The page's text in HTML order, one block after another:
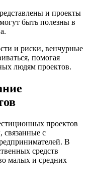
и проекты
быть полезны в
и риски, венчурные
помогая
людям проектов.
проектов
с
В
средств
малых и средних